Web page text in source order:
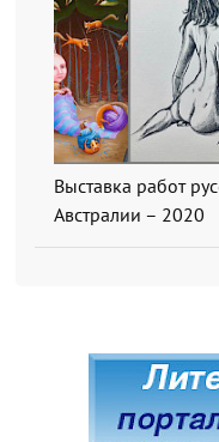
Выставка работ
Австралии – 2020